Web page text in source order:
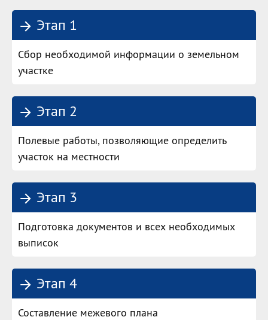
Этап 1
Сбор необходимой информации о земельном
участке
Этап 2
Полевые работы, позволяющие определить
участок на местности
Этап 3
Подготовка документов и всех необходимых
выписок
Этап 4
Составление межевого плана